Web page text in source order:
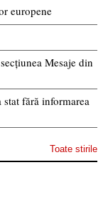
europene
Mesaje din
fără informarea
Toate stirile